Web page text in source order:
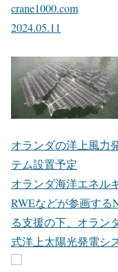
crane1000.com
2024.05.11
オランダの洋上風力
テム設置予定
オランダ海洋エネル
RWEなどが参画する
る支援の下、オラン
式洋上太陽光発電シ